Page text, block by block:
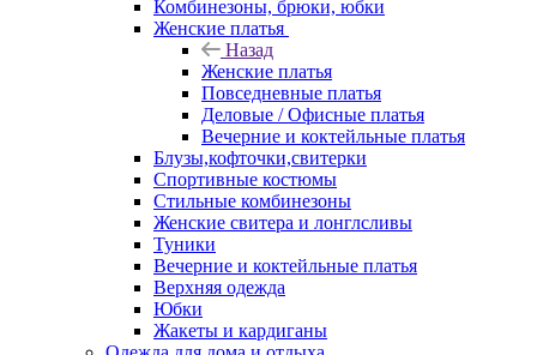
Комбинезоны, брюки, юбки
Женские платья
Назад
Женские платья
Повседневные платья
Деловые / Офисные платья
Вечерние и коктейльные платья
Блузы,кофточки,свитерки
Спортивные костюмы
Стильные комбинезоны
Женские свитера и лонглсливы
Туники
Вечерние и коктейльные платья
Верхняя одежда
Юбки
Жакеты и кардиганы